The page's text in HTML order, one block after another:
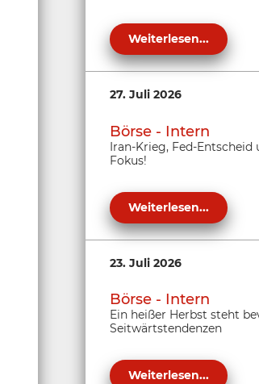
Weiterlesen...
27. Juli 2026
Börse - Intern
Iran-Krieg, Fed-Entscheid
Fokus!
Weiterlesen...
23. Juli 2026
Börse - Intern
Ein heißer Herbst steht
Seitwärtstendenzen
Weiterlesen...